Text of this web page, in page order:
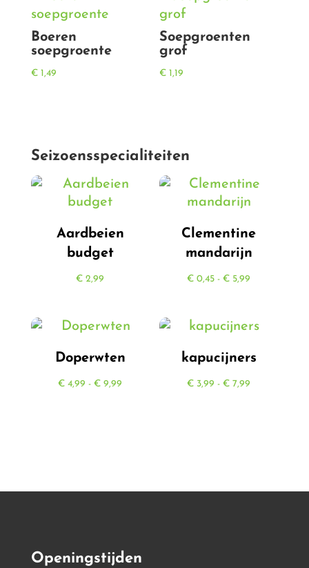
Boeren
soepgroente
€1,49
Soepgroenten
grof
€ 1,19
Seizoensspecialiteiten
Aardbeien
budget
€ 2,99
Clementine
mandarijn
€ 0,45 - € 5,99
Doperwten
€ 4,99 - € 9,99
kapucijners
€ 3,99 - € 7,99
Openingstijden